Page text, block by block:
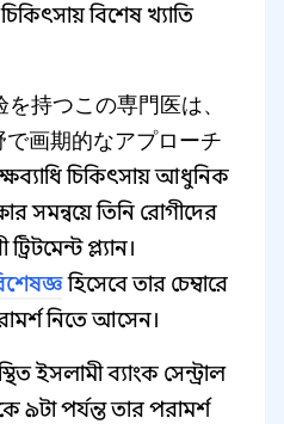
বিশেষ খ্যাতি
持つこの専門医は、
画期的なアプローチ
চিকিৎসায় আধুনিক
সমন্বয়ে তিনি রোগীদের
প্ল্যান।
হিসেবে তার চেম্বারে
নিতে আসেন।
ইসলামী ব্যাংক সেন্ট্রাল
৯টা পর্যন্ত তার পরামর্শ